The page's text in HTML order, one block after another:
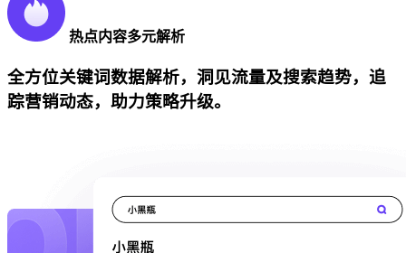
热点内容多元解析
全方位关键词数据解析，洞见流量及搜索趋势，追
踪营销动态，助力策略升级。